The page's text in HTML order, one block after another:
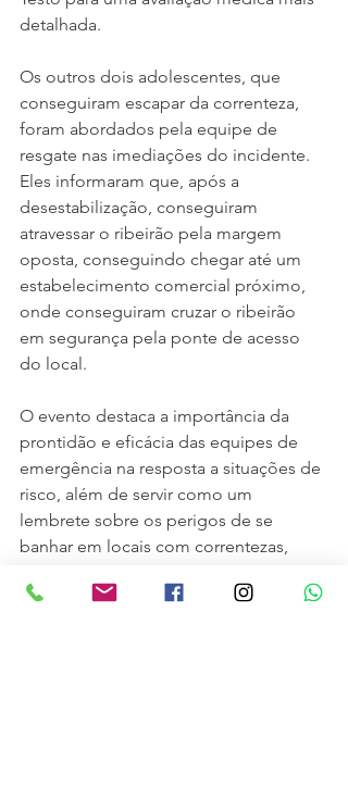
detalhada.
Os outros dois adolescentes, que
conseguiram escapar da correnteza,
foram abordados pela equipe de
resgate nas imediações do incidente.
Eles informaram que, após a
desestabilização, conseguiram
atravessar o ribeirão pela margem
oposta, conseguindo chegar até um
estabelecimento comercial próximo,
onde conseguiram cruzar o ribeirão
em segurança pela ponte de acesso
do local.
O evento destaca a importância da
prontidão e eficácia das equipes de
emergência na resposta a situações de
risco, além de servir como um
lembrete sobre os perigos de se
banhar em locais com correntezas,
chuvas intensas.beiros voluntários,